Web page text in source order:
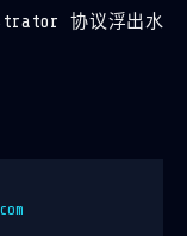
协议浮出水